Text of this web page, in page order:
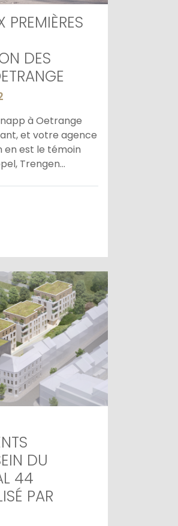
DES
à Oetrange
et votre agence
en est le témoin
Trengen...
DU
44
PAR